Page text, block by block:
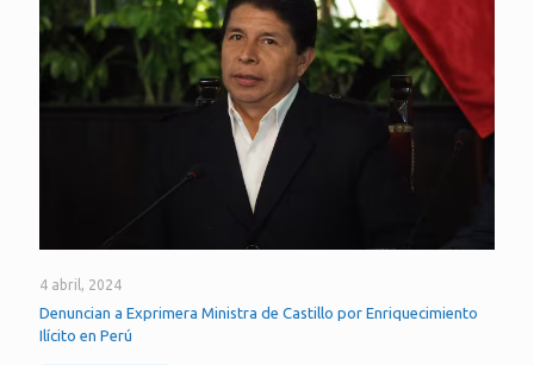
4 abril, 2024
Denuncian a Exprimera Ministra de Castillo por Enriquecimiento
Ilícito en Perú